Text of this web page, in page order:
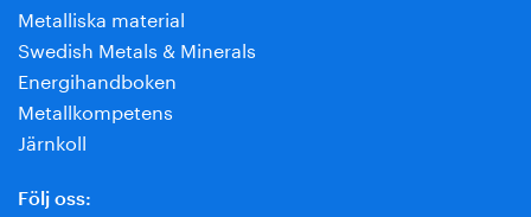
Metalliska material
Swedish Metals & Minerals
Energihandboken
Metallkompetens
Järnkoll
Följ oss: